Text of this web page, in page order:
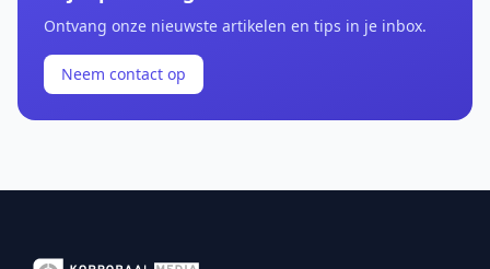
Ontvang onze nieuwste artikelen en tips in je inbox.
Neem contact op